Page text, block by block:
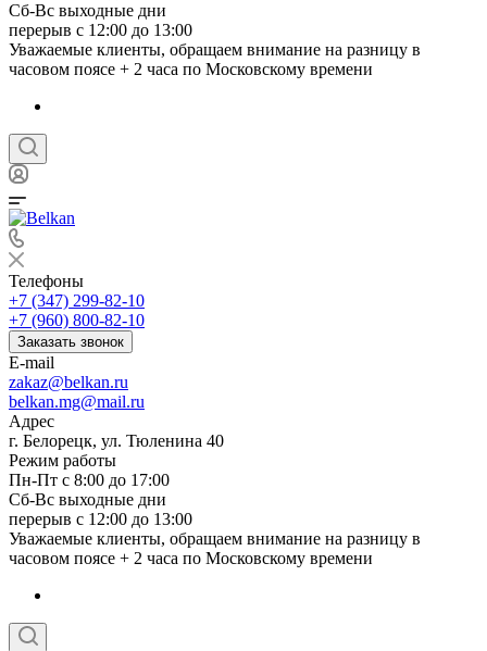
Сб-Вс выходные дни
перерыв с 12:00 до 13:00
Уважаемые клиенты, обращаем внимание на разницу в
часовом поясе + 2 часа по Московскому времени
Телефоны
+7 (347) 299-82-10
+7 (960) 800-82-10
Заказать звонок
E-mail
zakaz@belkan.ru
belkan.mg@mail.ru
Адрес
г. Белорецк, ул. Тюленина 40
Режим работы
Пн-Пт с 8:00 до 17:00
Сб-Вс выходные дни
перерыв с 12:00 до 13:00
Уважаемые клиенты, обращаем внимание на разницу в
часовом поясе + 2 часа по Московскому времени